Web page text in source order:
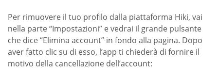
Per rimuovere il tuo profilo dalla piattaforma Hiki, vai
nella parte “Impostazioni” e vedrai il grande pulsante
che dice “Elimina account” in fondo alla pagina. Dopo
aver fatto clic su di esso, l’app ti chiederà di fornire il
motivo della cancellazione dell’account: